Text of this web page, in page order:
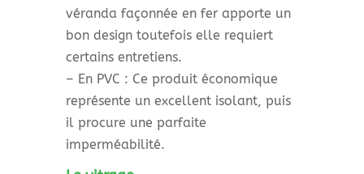
véranda façonnée en fer apporte un
bon design toutefois elle requiert
certains entretiens.
– En PVC : Ce produit économique
représente un excellent isolant, puis
il procure une parfaite
imperméabilité.